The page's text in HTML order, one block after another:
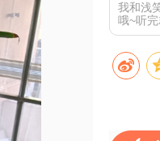
我和浅
哦~听完